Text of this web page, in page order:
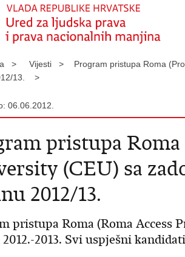
> Vijesti >
Program pristupa Roma
13. >
06.06.2012.
pristupa
(CEU) sa
2012/13.
pristupa Roma (Roma Access
2013. Svi uspješni